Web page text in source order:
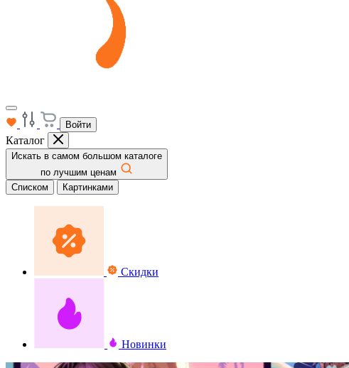
Войти
Каталог
Искать в самом большом каталоге
по лучшим ценам
Списком
Картинками
Скидки
Новинки